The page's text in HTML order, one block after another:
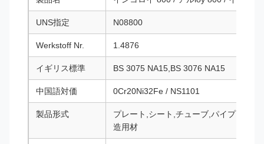
UNS指定 N08800
Werkstoff Nr. 1.4876
イギリス標準 BS 3075 NA15,BS 3076 NA15
中国語対価 0Cr20Ni32Fe / NS1101
製品形式
プレート,シート,チューブ,パイプ,バー,
造用材